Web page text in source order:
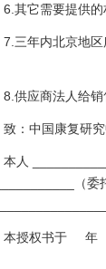
6.其它需要提供的
7.三年内北京地
8.供应商法人给
致：中国康复研
本人
（委
本授权书于 年